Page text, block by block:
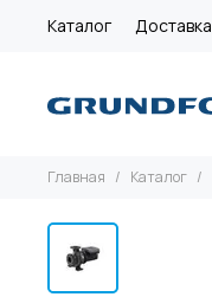
Каталог Доставка
Главная Каталог